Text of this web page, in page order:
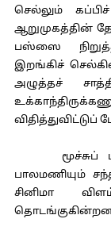
செல்லும்
ஆறுமுகத்தின்
பஸ்ஸை
இறங்கிச்
அழுத்தச்
விதித்துவிட்டுப்
மூச்சுப்
பாலமணியும்
சினிமா